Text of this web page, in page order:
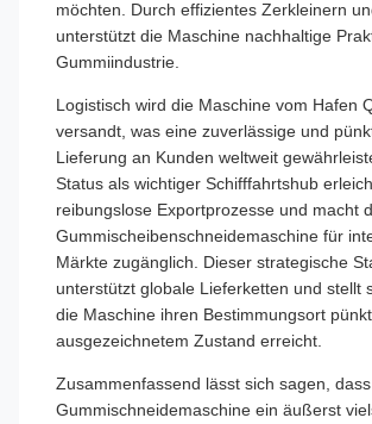
möchten. Durch effizientes Zerkleinern
unterstützt die Maschine nachhaltige
Gummiindustrie.
Logistisch wird die Maschine vom Hafen
versandt, was eine zuverlässige und
Lieferung an Kunden weltweit
Status als wichtiger Schifffahrtshub
reibungslose Exportprozesse und macht
Gummischeibenschneidemaschine für
Märkte zugänglich. Dieser strategische
unterstützt globale Lieferketten und stellt
die Maschine ihren Bestimmungsort
ausgezeichnetem Zustand erreicht.
Zusammenfassend lässt sich sagen,
Gummischneidemaschine ein äußerst